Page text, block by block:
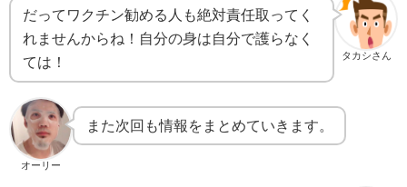
タカシさん
だってワクチン勧める人も絶対責任取ってく
れませんからね！自分の身は自分で護らなく
ては！
オーリー
また次回も情報をまとめていきます。